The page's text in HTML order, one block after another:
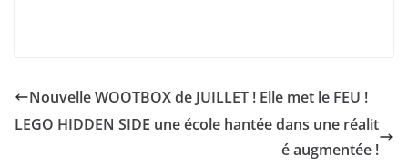
Nouvelle WOOTBOX de JUILLET ! Elle met le FEU !
LEGO HIDDEN SIDE une école hantée dans une réalit
é augmentée !